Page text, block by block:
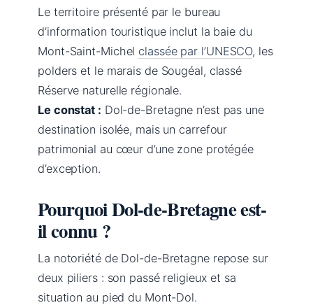
Le territoire présenté par le bureau
d’information touristique inclut la baie du
Mont-Saint-Michel classée par l’UNESCO, les
polders et le marais de Sougéal, classé
Réserve naturelle régionale.
Le constat : Dol-de-Bretagne n’est pas une
destination isolée, mais un carrefour
patrimonial au cœur d’une zone protégée
d’exception.
Pourquoi Dol-de-Bretagne est-
il connu ?
La notoriété de Dol-de-Bretagne repose sur
deux piliers : son passé religieux et sa
situation au pied du Mont-Dol.